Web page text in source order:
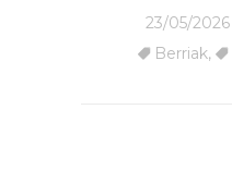
23/05/2026
Berriak,